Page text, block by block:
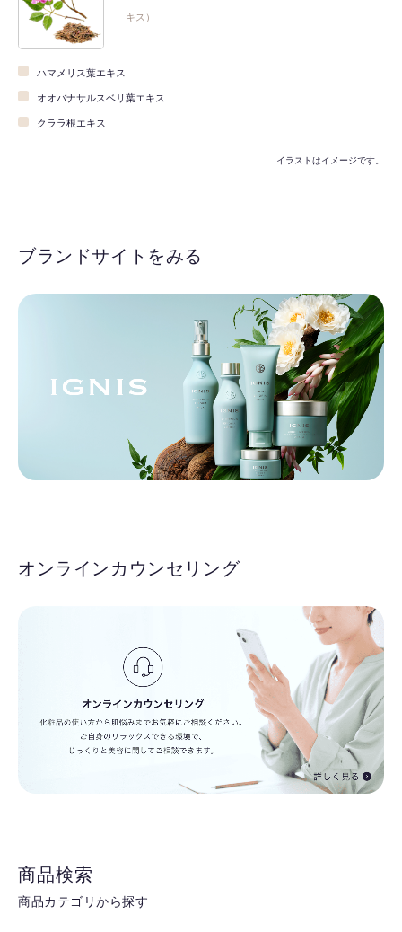
キス）
ハマメリス葉エキス
オオバナサルスベリ葉エキス
クララ根エキス
イラストはイメージです。
ブランドサイトをみる
オンラインカウンセリング
商品検索
商品カテゴリから探す